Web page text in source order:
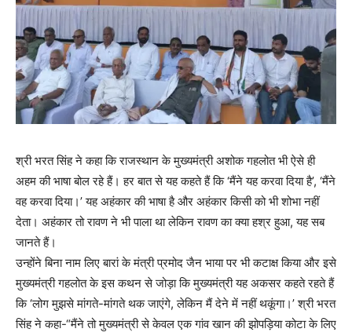
श्री भरत सिंह ने कहा कि राजस्थान के मुख्यमंत्री अशोक गहलोत भी ऐसे ही
अहम की भाषा बोल रहे हैं। हर बात से यह कहते हैं कि ‘मैंने यह करवा दिया है’, ‘मैंने
वह करवा दिया।’ यह अहंकार की भाषा है और अहंकार किसी को भी शोभा नहीं
देता। अहंकार तो रावण ने भी पाला था लेकिन रावण का क्या हश्र हुआ, यह सब
जानते हैं।
उन्होंने बिना नाम लिए बारां के मंत्री प्रमोद जैन भाया पर भी कटाक्ष किया और इसे
मुख्यमंत्री गहलोत के इस कथन से जोड़ा कि मुख्यमंत्री यह अकसर कहते रहते हैं
कि ‘लोग मुझसे मांगते-मांगते थक जाएंगे, लेकिन मैं देने में नहीं थकूंगा।’ श्री भरत
सिंह ने कहा-“मैंने तो मुख्यमंत्री से केवल एक गांव खान की झोपड़िया कोटा के लिए